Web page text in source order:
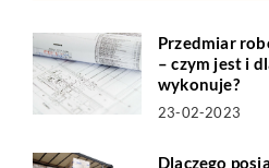
Przedmiar
– czym jest i
wykonuje?
23-02-2023
Dlaczego